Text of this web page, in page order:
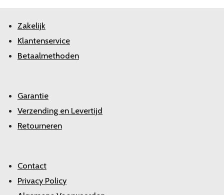
Zakelijk
Klantenservice
Betaalmethoden
Garantie
Verzending en Levertijd
Retourneren
Contact
Privacy Policy